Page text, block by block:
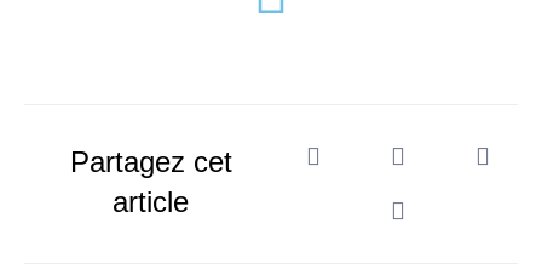
Partagez cet
article